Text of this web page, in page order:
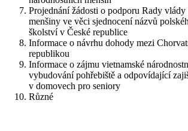
Projednání žádosti o podporu Rady
menšiny ve věci sjednocení názvů
školství v České republice
Informace o návrhu dohody mezi
republikou
Informace o zájmu vietnamské
vybudování pohřebiště a odpovídající
v domovech pro seniory
Různé